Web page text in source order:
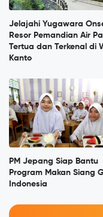
Jelajahi Yugawara
Resor Pemandian Air
Tertua dan Terkenal di
Kanto
PM Jepang Siap Bantu
Program Makan Siang
Indonesia